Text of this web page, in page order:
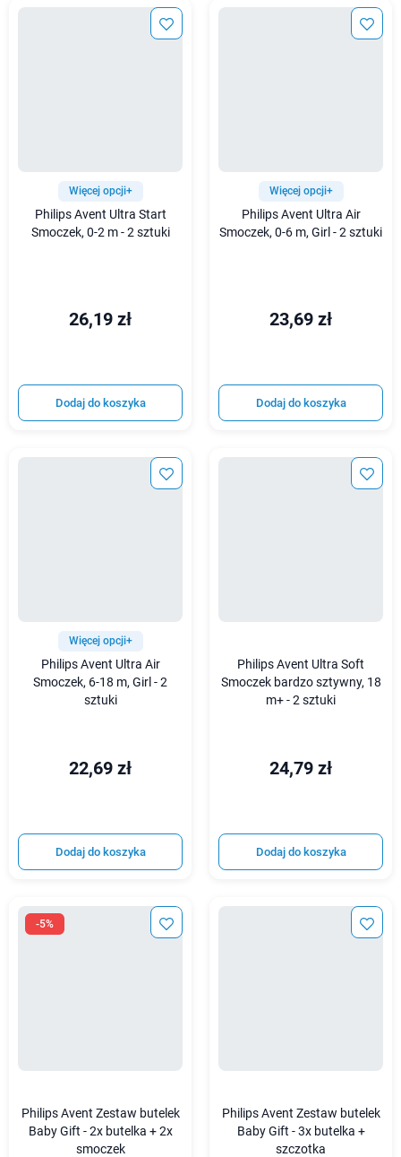
Więcej opcji+
Philips Avent Ultra Start
Smoczek, 0-2 m - 2 sztuki
26,19 zł
Dodaj do koszyka
Więcej opcji+
Philips Avent Ultra Air
Smoczek, 0-6 m, Girl - 2 sztuki
23,69 zł
Dodaj do koszyka
Więcej opcji+
Philips Avent Ultra Air
Smoczek, 6-18 m, Girl - 2
sztuki
22,69 zł
Dodaj do koszyka
Philips Avent Ultra Soft
Smoczek bardzo sztywny, 18
m+ - 2 sztuki
24,79 zł
Dodaj do koszyka
-5%
Philips Avent Zestaw butelek
Baby Gift - 2x butelka + 2x
smoczek
Philips Avent Zestaw butelek
Baby Gift - 3x butelka +
szczotka